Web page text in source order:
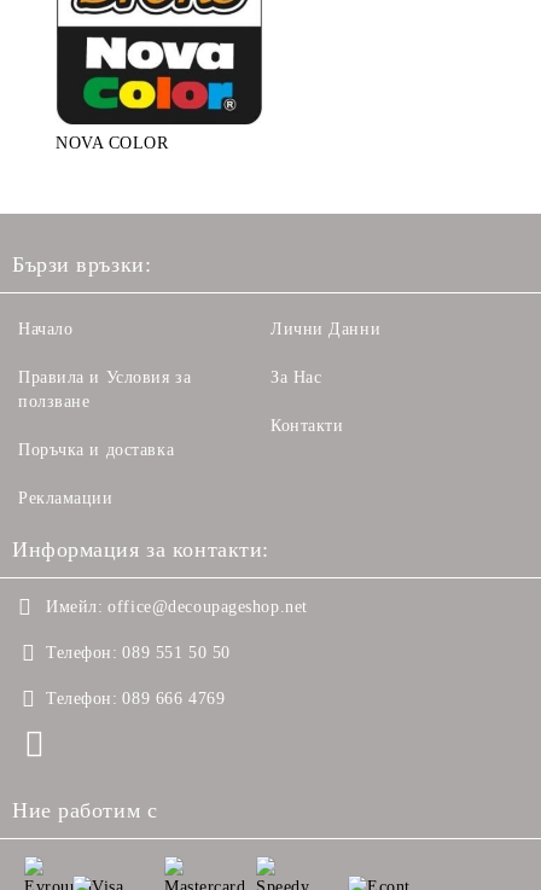
NOVA COLOR
Бързи връзки:
Начало
Правила и Условия за
ползване
Поръчка и доставка
Рекламации
Лични Данни
За Нас
Контакти
Информация за контакти:
Имейл: office@decoupageshop.net
Телефон: 089 551 50 50
Телефон: 089 666 4769
Ние работим с